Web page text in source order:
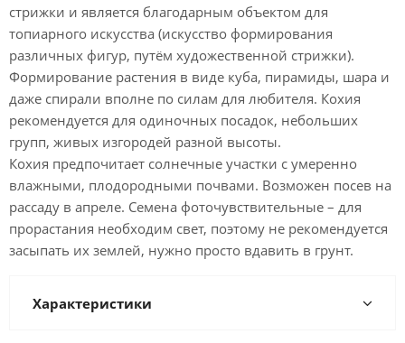
стрижки и является благодарным объектом для
топиарного искусства (искусство формирования
различных фигур, путём художественной стрижки).
Формирование растения в виде куба, пирамиды, шара и
даже спирали вполне по силам для любителя. Кохия
рекомендуется для одиночных посадок, небольших
групп, живых изгородей разной высоты.
Кохия предпочитает солнечные участки с умеренно
влажными, плодородными почвами. Возможен посев на
рассаду в апреле. Семена фоточувствительные – для
прорастания необходим свет, поэтому не рекомендуется
засыпать их землей, нужно просто вдавить в грунт.
Характеристики